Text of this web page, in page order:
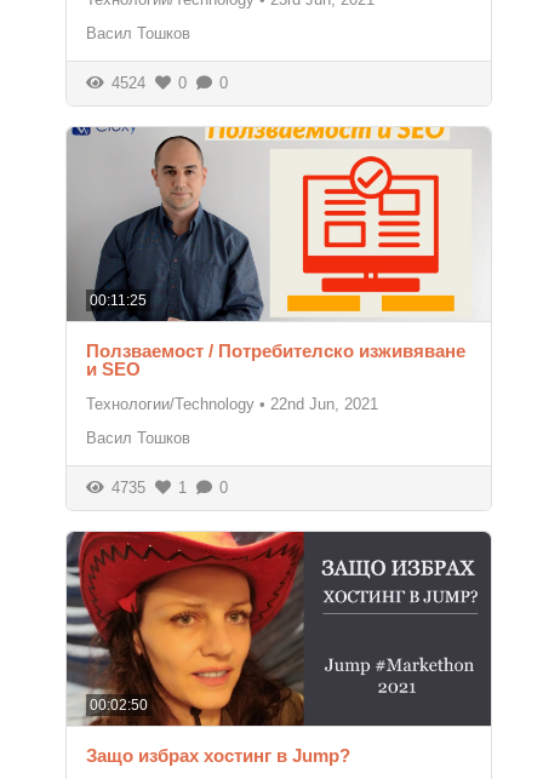
Васил Тошков
4524 0 0
00:11:25
Ползваемост / Потребителско изживяване
и SEO
Технологии/Technology • 22nd Jun, 2021
Васил Тошков
4735 1 0
00:02:50
Защо избрах хостинг в Jump?